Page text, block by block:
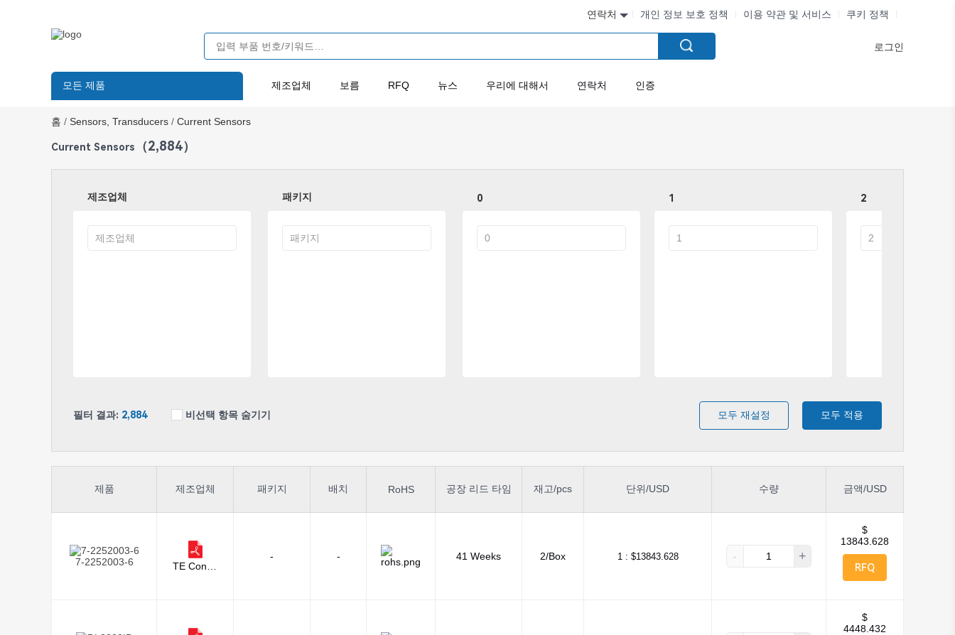
연락처 개인 정보 보호 정책 이용 약관 및 서비스 쿠키 정책
로그인
모든 제품 제조업체 보름 RFQ 뉴스 우리에 대해서 연락처 인증
홈 / Sensors, Transducers / Current Sensors
Current Sensors （2,884）
제조업체 패키지 0 1 2
필터 결과: 2,884 비선택 항목 숨기기 모두 재설정 모두 적용
제품 제조업체 패키지 배치 RoHS 공장 리드 타임 재고/pcs 단위/USD 수량 금액/USD
7-2252003-6
TE Conne
- - 41 Weeks 2/Box 1 : $13843.628 - +
$
13843.628
RFQ
$
4448.432